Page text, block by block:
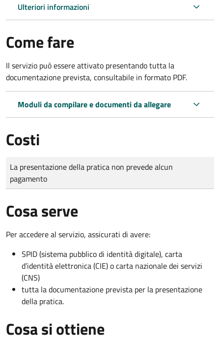
Ulteriori informazioni
Come fare
Il servizio può essere attivato presentando tutta la
documentazione prevista, consultabile in formato PDF.
Moduli da compilare e documenti da allegare
Costi
Tipo di pagamento
Importo
La presentazione della pratica non prevede alcun
pagamento
Cosa serve
Per accedere al servizio, assicurati di avere:
SPID (sistema pubblico di identità digitale), carta
d’identità elettronica (CIE) o carta nazionale dei servizi
(CNS)
tutta la documentazione prevista per la presentazione
della pratica.
Cosa si ottiene